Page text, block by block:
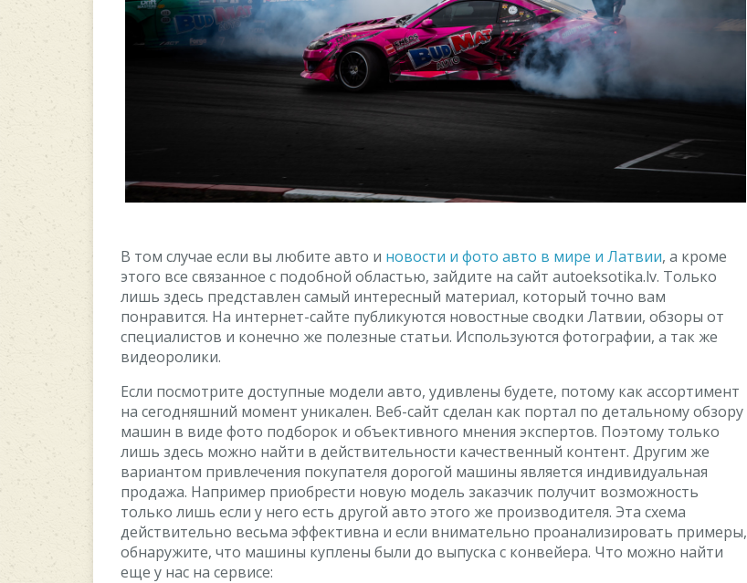
В том случае если вы любите авто и новости и фото авто в мире и Латвии, а кроме
этого все связанное с подобной областью, зайдите на сайт autoeksotika.lv. Только
лишь здесь представлен самый интересный материал, который точно вам
понравится. На интернет-сайте публикуются новостные сводки Латвии, обзоры от
специалистов и конечно же полезные статьи. Используются фотографии, а так же
видеоролики.
Если посмотрите доступные модели авто, удивлены будете, потому как ассортимент
на сегодняшний момент уникален. Веб-сайт сделан как портал по детальному обзору
машин в виде фото подборок и объективного мнения экспертов. Поэтому только
лишь здесь можно найти в действительности качественный контент. Другим же
вариантом привлечения покупателя дорогой машины является индивидуальная
продажа. Например приобрести новую модель заказчик получит возможность
только лишь если у него есть другой авто этого же производителя. Эта схема
действительно весьма эффективна и если внимательно проанализировать примеры,
обнаружите, что машины куплены были до выпуска с конвейера. Что можно найти
еще у нас на сервисе: